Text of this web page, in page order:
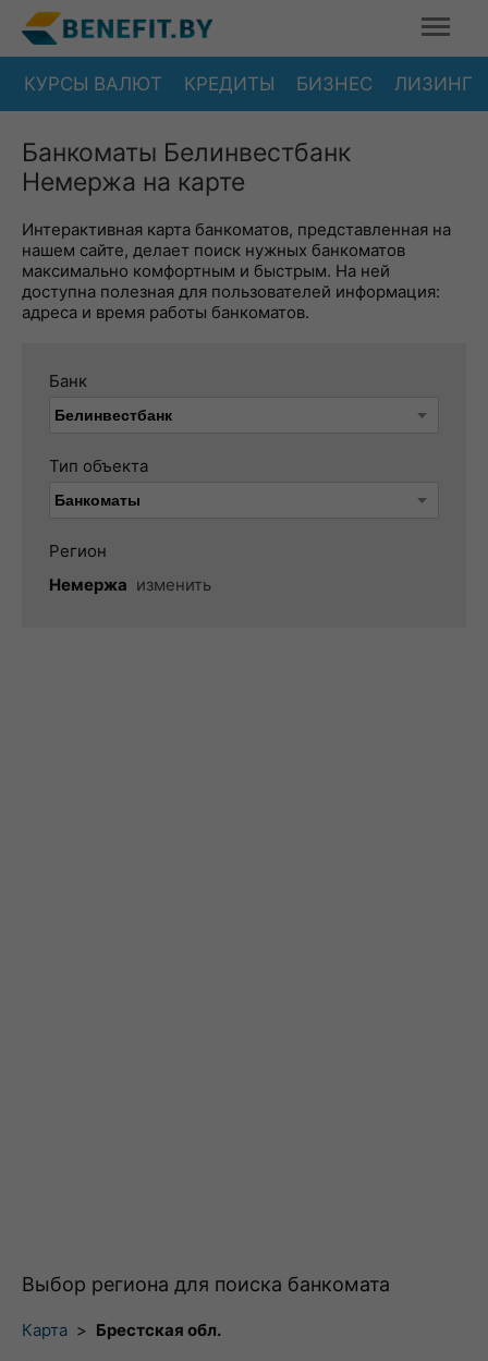
КУРСЫ ВАЛЮТ КРЕДИТЫ БИЗНЕС ЛИЗИНГ
Банкоматы Белинвестбанк
Немержа на карте
Интерактивная карта банкоматов, представленная на
нашем сайте, делает поиск нужных банкоматов
максимально комфортным и быстрым. На ней
доступна полезная для пользователей информация:
адреса и время работы банкоматов.
Банк
Тип объекта
Регион
Немержа изменить
Выбор региона для поиска банкомата
Карта > Брестская обл.